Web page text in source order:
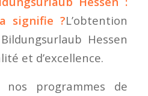
signifie ?L’obtention
Hessen
et d’excellence.
programmes de